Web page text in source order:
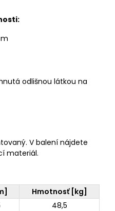
odlišnou látkou na
V balení nájdete
materiál.
Hmotnosť [kg]
48,5